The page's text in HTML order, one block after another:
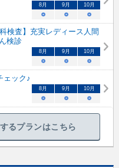
8月 9月 10月
○ ○ ○
検査】充実レディース人間
検診
8月 9月 10月
○ ○ ○
ェック♪
8月 9月 10月
○ ○ ○
るプランはこちら